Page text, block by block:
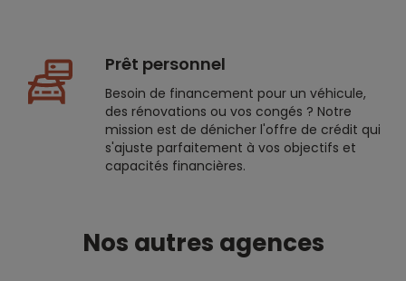
Prêt personnel
Besoin de financement pour un véhicule,
des rénovations ou vos congés ? Notre
mission est de dénicher l'offre de crédit qui
s'ajuste parfaitement à vos objectifs et
capacités financières.
Nos autres agences